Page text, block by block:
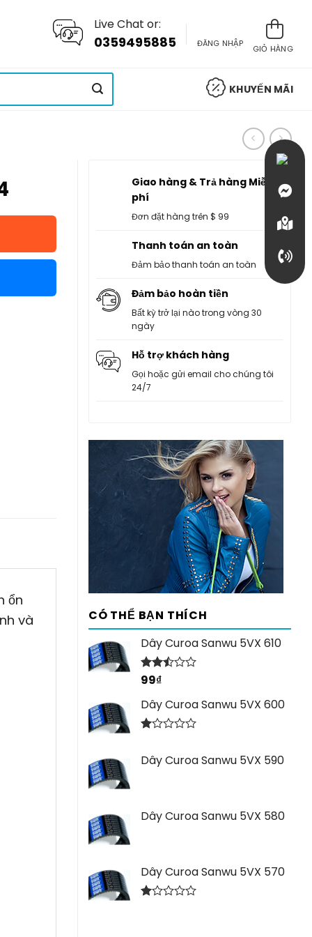
Live Chat or:
0359495885 ĐĂNG NHẬP
GIỎ HÀNG
KHUYẾN MÃI
Giao hàng & Trả hàng Miễn
phí
Đơn đặt hàng trên $ 99
Thanh toán an toàn
Đảm bảo thanh toán an toàn
Đảm bảo hoàn tiền
Bất kỳ trở lại nào trong vòng 30
ngày
Hỗ trợ khách hàng
Gọi hoặc gửi email cho chúng tôi
24/7
CÓ THỂ BẠN THÍCH
Dây Curoa Sanwu 5VX 610
Được
hạng
2.44
5 sao
99₫
Dây Curoa Sanwu 5VX 600
hạng
Dây Curoa Sanwu 5VX 590
Dây Curoa Sanwu 5VX 580
Dây Curoa Sanwu 5VX 570
ổn
và